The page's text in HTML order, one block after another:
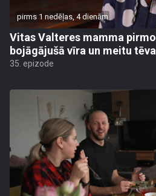
pirms 1 nedēļas, 4 dienām
Vitas Valteres mamma
bojāgājušā vīra un meitu
35. epizode